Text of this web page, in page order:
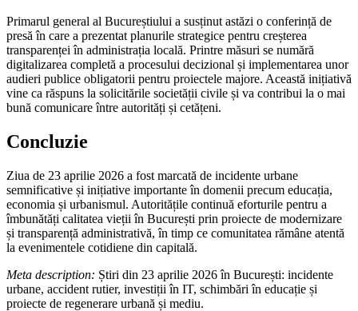
Primarul general al Bucureștiului a susținut astăzi o conferință de
presă în care a prezentat planurile strategice pentru creșterea
transparenței în administrația locală. Printre măsuri se numără
digitalizarea completă a procesului decizional și implementarea unor
audieri publice obligatorii pentru proiectele majore. Această inițiativă
vine ca răspuns la solicitările societății civile și va contribui la o mai
bună comunicare între autorități și cetățeni.
Concluzie
Ziua de 23 aprilie 2026 a fost marcată de incidente urbane
semnificative și inițiative importante în domenii precum educația,
economia și urbanismul. Autoritățile continuă eforturile pentru a
îmbunătăți calitatea vieții în București prin proiecte de modernizare
și transparență administrativă, în timp ce comunitatea rămâne atentă
la evenimentele cotidiene din capitală.
Meta description: Știri din 23 aprilie 2026 în București: incidente
urbane, accident rutier, investiții în IT, schimbări în educație și
proiecte de regenerare urbană și mediu.